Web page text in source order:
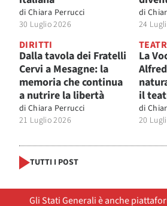
di Chiara Perrucci
30 Luglio 2026
di
24
DIRITTI
Dalla tavola dei Fratelli
Cervi a Mesagne: la
memoria che continua
a nutrire la libertà
di Chiara Perrucci
21 Luglio 2026
La
il
di
20
TUTTI I POST
Gli Stati Generali è anche